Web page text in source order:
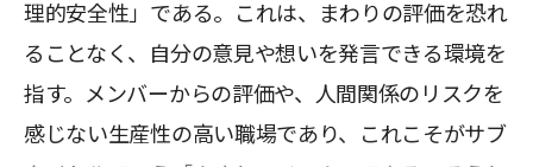
理的安全性」である。これは、まわりの評価を恐れ
ることなく、自分の意見や想いを発言できる環境を
指す。メンバーからの評価や、人間関係のリスクを
感じない生産性の高い職場であり、これこそがサブ